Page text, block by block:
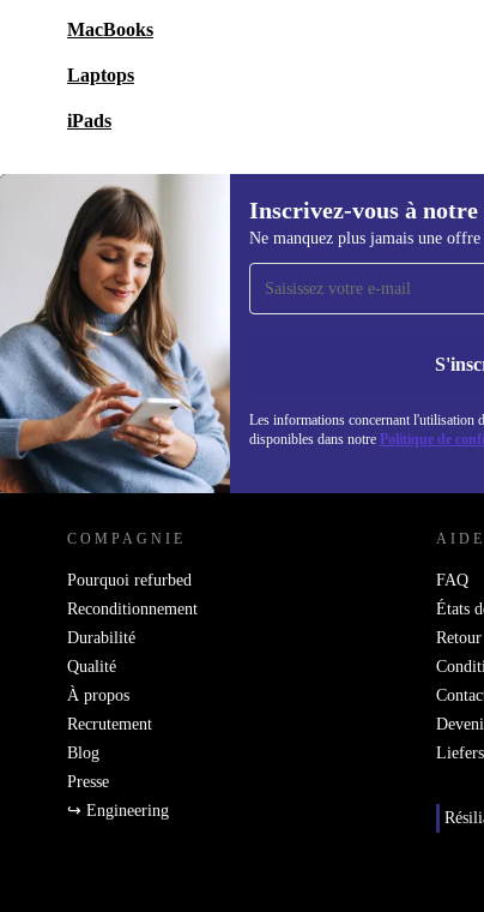
MacBooks
Laptops
iPads
Inscrivez-vous à
Ne manquez plus jamais une offre
Les informations concernant l'utilisation
disponibles dans notre Politique de
Recevoir offres et infos de
refurbed par mail
Ne manquez plus aucune offre.
REFURBED LUXEMBOURG - RETHINK NEW.
COMPAGNIE
Pourquoi refurbed
Reconditionnement
Durabilité
Qualité
À propos
Recrutement
Blog
Presse
↪ Engineering
AIDE
FAQ
États
Retour